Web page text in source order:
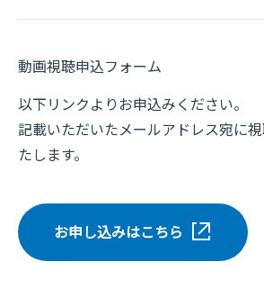
動画視聴申込フォーム
以下リンクよりお申込みください。
記載いただいたメールアドレス宛に
たします。
お申し込みはこちら